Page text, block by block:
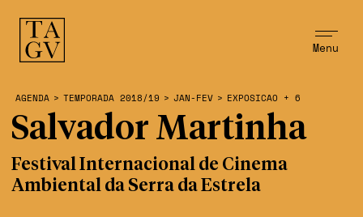
Menu
AGENDA > TEMPORADA 2018/19 > JAN-FEV > EXPOSICAO + 6
Salvador Martinha
Festival Internacional de Cinema
Ambiental da Serra da Estrela